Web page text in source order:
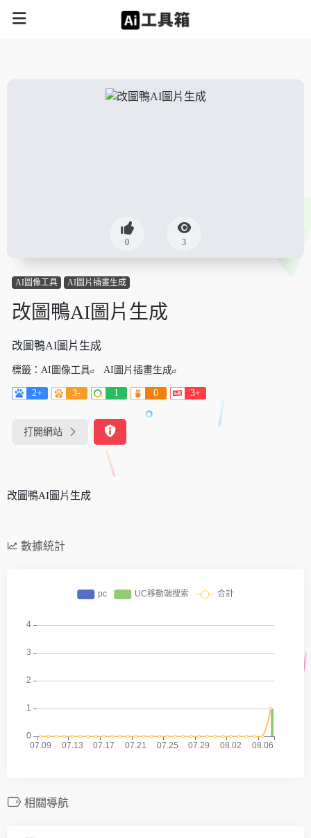
0 3
AI圖像工具 AI圖片插畫生成
改圖鴨AI圖片生成
改圖鴨AI圖片生成
標籤： AI圖像工具 AI圖片插畫生成
2+ 3- 1 0 3+
打開網站
改圖鴨AI圖片生成
數據統計
相關導航